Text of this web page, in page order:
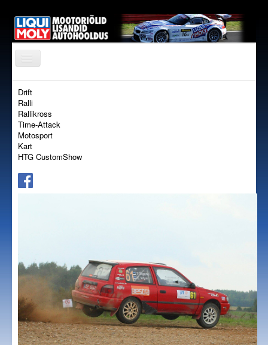
AVALEHT
TOOTED
EDASIMÜÜJAD
TOETAME
ÕLITABEL
Drift
Ralli
Rallikross
Time-Attack
Motosport
Kart
HTG CustomShow